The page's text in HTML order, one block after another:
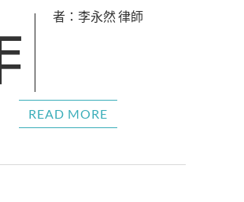
作者：李永然 律師
READ MORE